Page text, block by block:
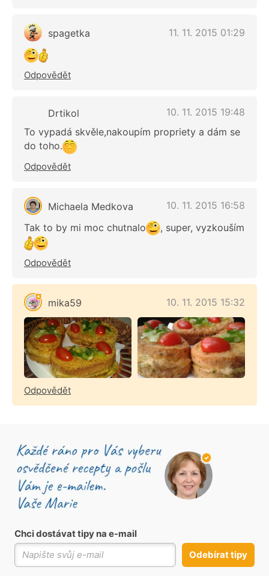
spagetka 11. 11. 2015 01:29
Odpovědět
Drtikol
10. 11. 2015 19:48
To vypadá skvěle,nakoupím propriety a dám se
do toho.
Odpovědět
Michaela Medkova
10. 11. 2015 16:58
Tak to by mi moc chutnalo
, super, vyzkouším
Odpovědět
mika59 10. 11. 2015 15:32
Odpovědět
Chci dostávat tipy na e-mail
Odebírat tipy